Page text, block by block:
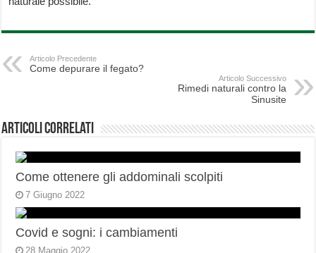
Articolo Precedente
Come depurare il fegato?
Articolo Successivo
Rimedi naturali contro la
Sinusite
Articoli correlati
Come ottenere gli addominali scolpiti
7 Giugno 2022
Covid e sogni: i cambiamenti
28 Maggio 2022